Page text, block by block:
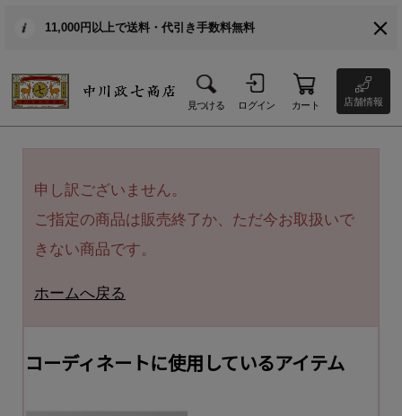
11,000円以上で送料・代引き手数料無料
見つける ログイン カート 店舗情報
申し訳ございません。
ご指定の商品は販売終了か、ただ今お取扱いで
きない商品です。
ホームへ戻る
コーディネートに使用しているアイテム